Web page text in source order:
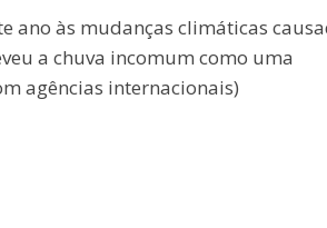
ano às mudanças climáticas
a chuva incomum como uma
agências internacionais)